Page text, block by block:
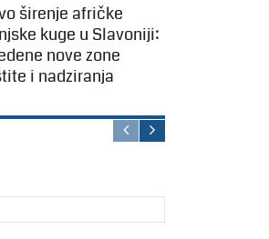
širenje afričke
kuge u Slavoniji:
nove zone
i nadziranja